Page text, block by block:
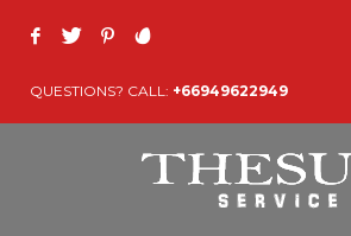
QUESTIONS? CALL: +66949622949